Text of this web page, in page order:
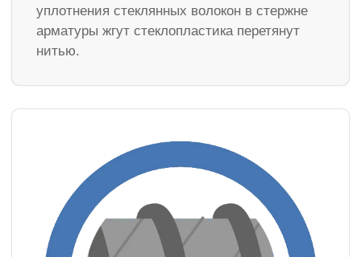
уплотнения стеклянных волокон в стержне
арматуры жгут стеклопластика перетянут
нитью.